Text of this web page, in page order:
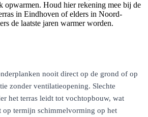
opwarmen. Houd hier rekening mee bij de
in Eindhoven of elders in Noord-
de laatste jaren warmer worden.
nooit direct op de grond of op
zonder ventilatieopening. Slechte
het terras leidt tot vochtopbouw, wat
op termijn schimmelvorming op het